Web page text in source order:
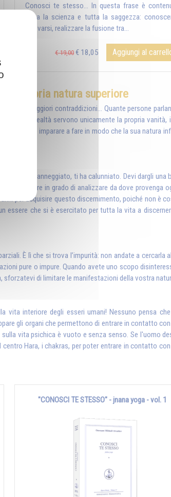
Conosci te stesso... In questa frase è
tutta la scienza e tutta la saggezza:
ritrovarsi, realizzare la fusione tra...
€ 19,00 € 18,05 Aggiungi al
la propria natura superiore
alle peggiori contraddizioni... Quante persone
in realtà servono unicamente la propria vanità,
lucido e imparare a fare in modo che la sua natura
ti ha danneggiato, ti ha calunniato. Devi dargli una
essere in grado di analizzare da dove provenga
per acquisire questo discernimento, poiché non è
essere che si è esercitato per tutta la vita a
È lì che si trova l’impurità: non andate a cercarla
pure o impure. Quando avete uno scopo
di limitare le manifestazioni della vostra
vita interiore degli esseri umani! Nessuno pensa
gli organi che permettono di entrare in contatto
vita psichica è vuoto e senza senso. Se l'uomo
Hara, i chakras, per poter entrare in contatto
"CONOSCI TE STESSO" - jnana yoga - vol. 1